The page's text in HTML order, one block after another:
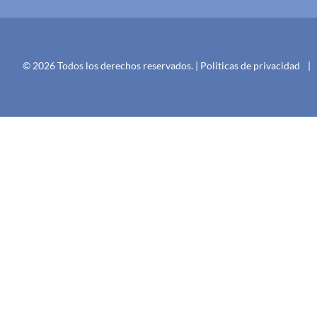
© 2026 Todos los derechos reservados. | Politicas de privacidad |